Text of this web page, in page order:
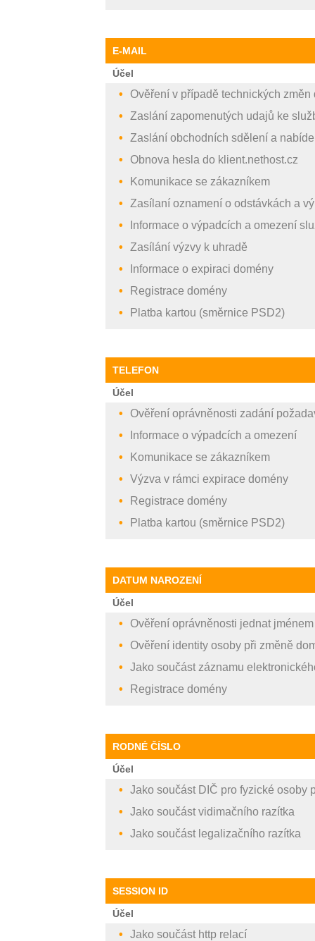
E-MAIL
Účel
Ověření v případě technických změn
Zaslání zapomenutých udajů ke
Zaslání obchodních sdělení a
Obnova hesla do klient.nethost.cz
Komunikace se zákazníkem
Zasílaní oznamení o odstávkách a
Informace o výpadcích a omezení
Zasílání výzvy k uhradě
Informace o expiraci domény
Registrace domény
Platba kartou (směrnice PSD2)
TELEFON
Účel
Ověření oprávněnosti zadání
Informace o výpadcích a omezení
Komunikace se zákazníkem
Výzva v rámci expirace domény
Registrace domény
Platba kartou (směrnice PSD2)
DATUM NAROZENÍ
Účel
Ověření oprávněnosti jednat
Ověření identity osoby při změně
Jako součást záznamu
Registrace domény
RODNÉ ČÍSLO
Účel
Jako součást DIČ pro fyzické osoby
Jako součást vidimačního razítka
Jako součást legalizačního razítka
SESSION ID
Účel
Jako součást http relací